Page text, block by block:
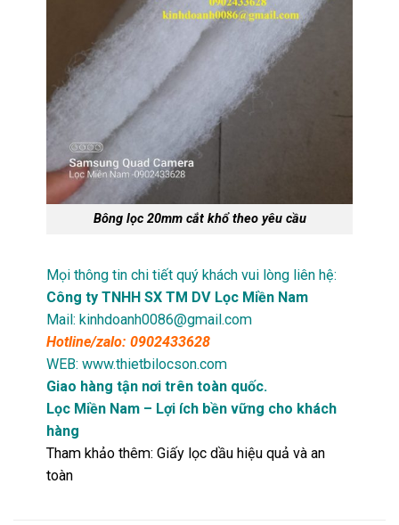
Bông lọc 20mm cắt khổ theo yêu cầu
Mọi thông tin chi tiết quý khách vui lòng liên hệ:
Công ty TNHH SX TM DV Lọc Miền Nam
Mail: kinhdoanh0086@gmail.com
Hotline/zalo: 0902433628
WEB: www.thietbilocson.com
Giao hàng tận nơi trên toàn quốc.
Lọc Miền Nam – Lợi ích bền vững cho khách
hàng
Tham khảo thêm:Giấy lọc dầu hiệu quả và an
toàn